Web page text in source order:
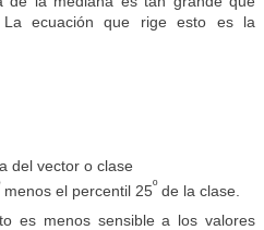
ecuación que rige esto es la
del vector o clase
menos el percentil 25º de la clase.
es menos sensible a los valores